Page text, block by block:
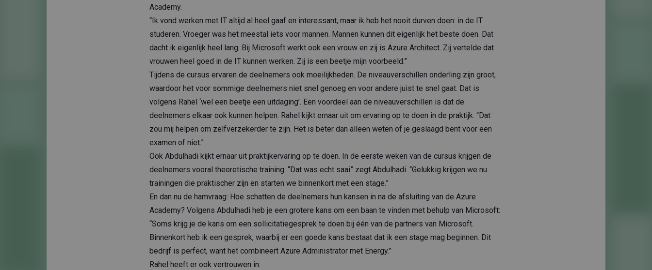
Academy.
“Ik vond werken met IT altijd al heel gaaf en interessant, maar ik heb het nooit durven doen: in de IT
studeren. Vroeger was het meestal iets voor mannen. Mannen kunnen dit eigenlijk het beste doen. Dat
dacht ik eigenlijk heel lang. Bij Microsoft werkt ook een vrouw en zij is Azure Architect. Zij vertelde dat
vrouwen heel goed in de IT kunnen werken. Zij is een beetje mijn voorbeeld.”
Tijdens de cursus ervaren de deelnemers ook moeilijkheden. De niveauverschillen onderling zijn groot,
waardoor het voor sommige deelnemers niet snel genoeg en voor andere juist te snel gaat. Dat is
volgens Rahel ‘wel een beetje een uitdaging’. Een voordeel aan de niveauverschillen is dat de
deelnemers elkaar ook kunnen helpen. Rahel kijkt ernaar uit om ervaring op te doen in de praktijk. “Dat
zou mij helpen om zelfverzekerder te zijn. Het is beter dan alleen weten of je geslaagd bent voor een
examen of niet.”
Ook Abdulhadi kijkt ernaar uit praktijkervaring op te doen. In de eerste weken van de cursus krijgen de
deelnemers vooral theoretische training. “Dat was echt saai” zegt Abdulhadi. “Gelukkig krijgen we nu
trainingen die praktischer zijn en starten we binnenkort met een stage.”
En dan nu de hamvraag: Hoe schatten de deelnemers hun kansen in na de afsluiting van de Azure
Academy? Volgens Abdulhadi heb je een grotere kans om een baan te vinden met behulp van Microsoft:
“Soms krijg je de kans om een sollicitatiegesprek te doen bij één van de partners van Microsoft.
Binnenkort heb ik een gesprek, waarbij er een goede kans bestaat dat ik een stage mag beginnen. Dit
bedrijf is perfect, want het combineert Azure Administrator met Energy.”
Rahel heeft er ook vertrouwen in: